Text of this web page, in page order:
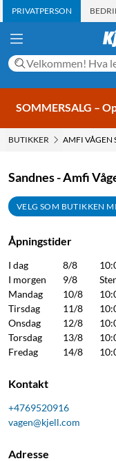
PRIVATPERSON
SOMMERSALG –
BUTIKKER AMFI VÅGEN
Sandnes - Amfi
VELG SOM BUTIKKEN
Åpningstider
I dag
I morgen
Mandag
Tirsdag
Onsdag
Torsdag
Fredag
8/8
9/8
10/8
11/8
12/8
13/8
14/8
Kontakt
+4769520916
vagen@kjell.com
Adresse